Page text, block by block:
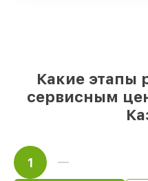
Какие этапы
сервисным
1